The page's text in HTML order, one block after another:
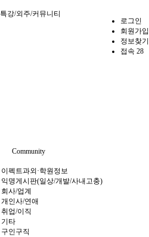
로그인
회원가입
정보찾기
접속 28
특강/외주/커뮤니티
Community
이펙트과외·학원정보
익명게시판(일상/개발/사내고충)
회사/업계
개인사/연애
취업/이직
기타
구인구직